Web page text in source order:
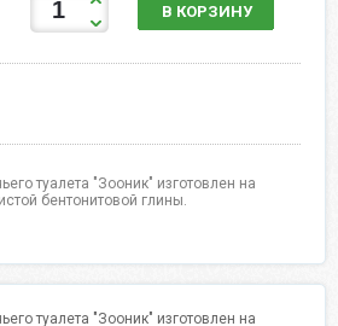
В КОРЗИНУ
туалета "Зооник" изготовлен на
бентонитовой глины.
туалета "Зооник" изготовлен на